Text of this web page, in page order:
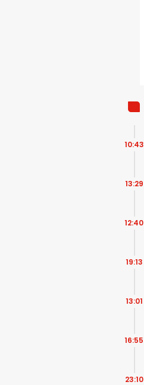
10:43
13:29
12:40
19:13
13:01
16:55
23:10